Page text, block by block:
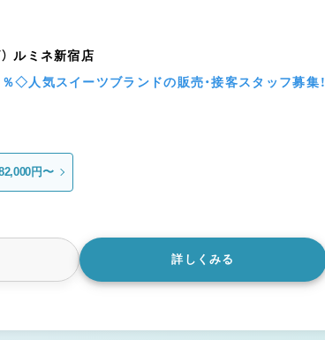
ルミネ新宿店
◇人気スイーツブランドの販売・接客スタッフ募集！
円〜
詳しくみる